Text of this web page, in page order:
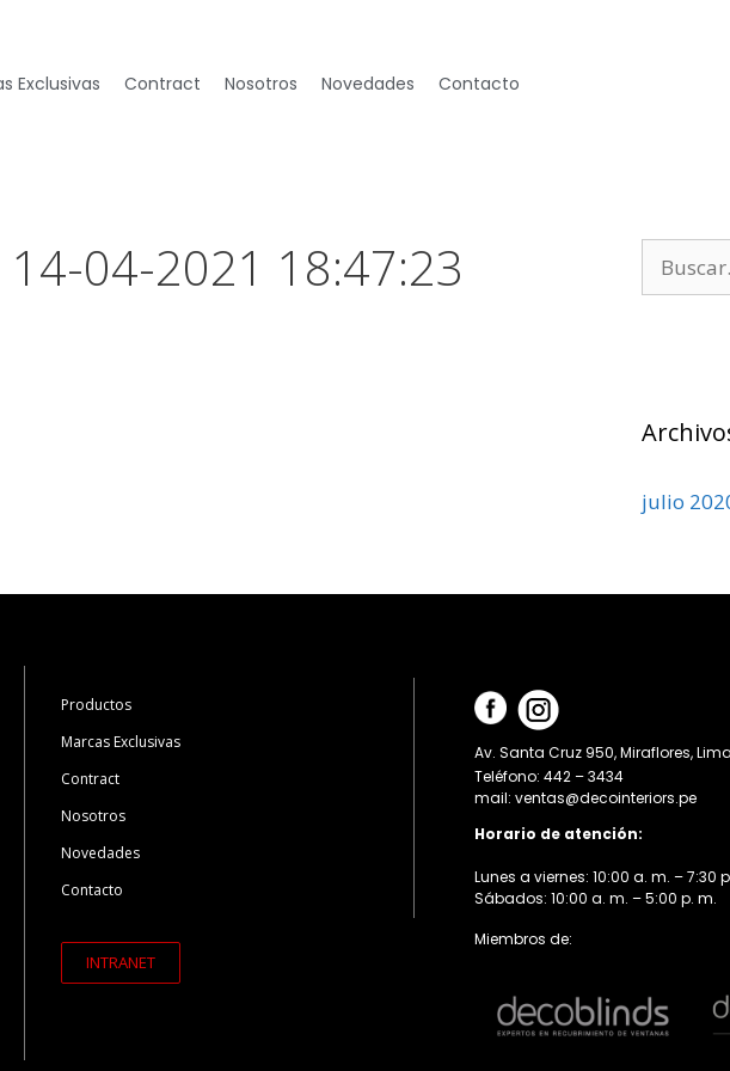
Exclusivas Contract Nosotros Novedades Contacto
04-2021 18:47:23
julio
Productos
Marcas Exclusivas
Contract
Nosotros
Novedades
Contacto
INTRANET
Av. Santa Cruz 950, Miraflores,
Teléfono: 442 – 3434
mail: ventas@decointeriors.pe
Horario de atención:
Lunes a viernes: 10:00 a. m. – 7:30
Sábados: 10:00 a. m. – 5:00 p. m.
Miembros de: